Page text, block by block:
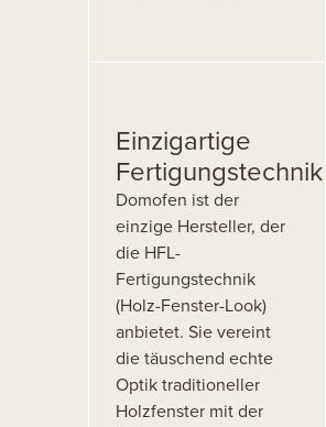
Einzigartige
Fertigungstechnik
Domofen ist der
einzige Hersteller, der
die HFL-
Fertigungstechnik
(Holz-Fenster-Look)
anbietet. Sie vereint
die täuschend echte
Optik traditioneller
Holzfenster mit der